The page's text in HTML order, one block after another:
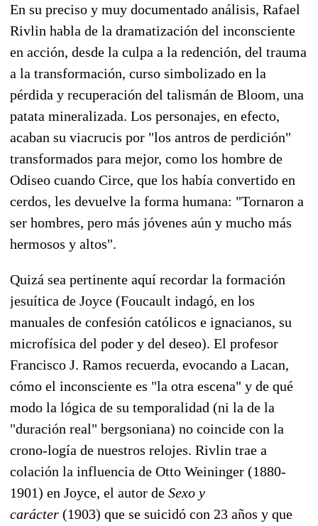
En su preciso y muy documentado análisis, Rafael
Rivlin habla de la dramatización del inconsciente
en acción, desde la culpa a la redención, del trauma
a la transformación, curso simbolizado en la
pérdida y recuperación del talismán de Bloom, una
patata mineralizada. Los personajes, en efecto,
acaban su viacrucis por "los antros de perdición"
transformados para mejor, como los hombre de
Odiseo cuando Circe, que los había convertido en
cerdos, les devuelve la forma humana: "Tornaron a
ser hombres, pero más jóvenes aún y mucho más
hermosos y altos".
Quizá sea pertinente aquí recordar la formación
jesuítica de Joyce (Foucault indagó, en los
manuales de confesión católicos e ignacianos, su
microfísica del poder y del deseo). El profesor
Francisco J. Ramos recuerda, evocando a Lacan,
cómo el inconsciente es "la otra escena" y de qué
modo la lógica de su temporalidad (ni la de la
"duración real" bergsoniana) no coincide con la
crono-logía de nuestros relojes. Rivlin trae a
colación la influencia de Otto Weininger (1880-
1901) en Joyce, el autor de Sexo y
carácter (1903) que se suicidó con 23 años y que